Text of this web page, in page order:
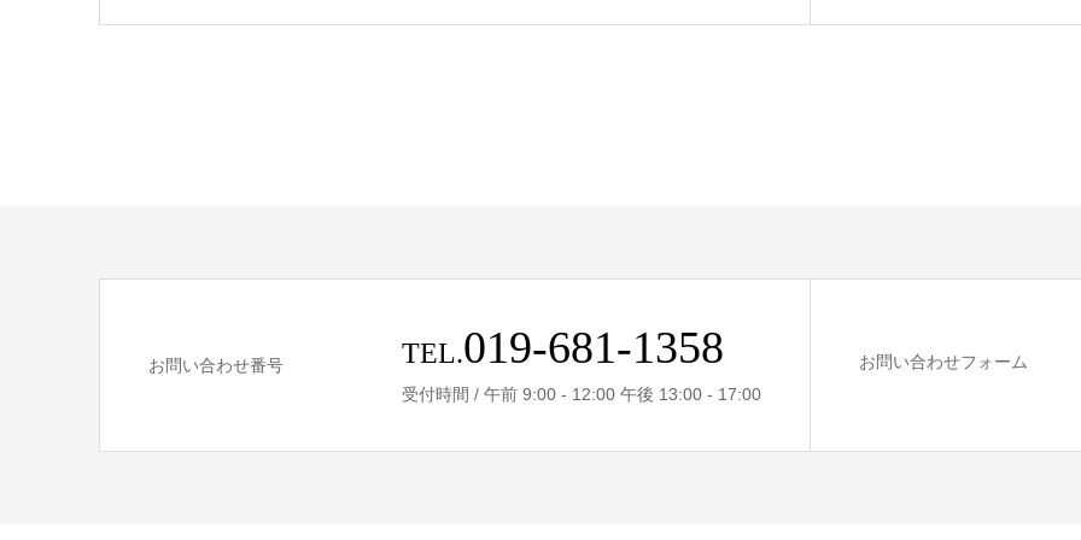
お問い合わせ番号 TEL.019-681-1358
受付時間 / 午前 9:00 - 12:00 午後 13:00 - 17:00
お問い合わせフォーム